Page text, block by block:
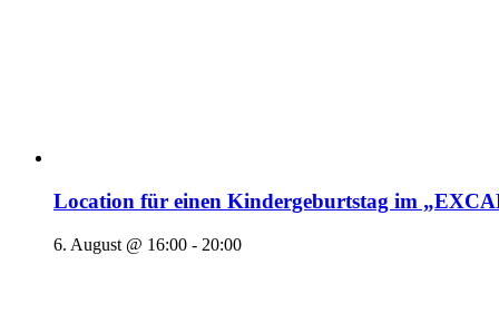
Location für einen Kindergeburtstag im
6. August @ 16:00 - 20:00